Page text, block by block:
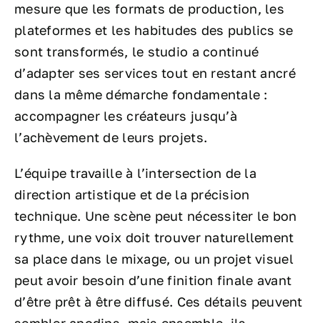
mesure que les formats de production, les
plateformes et les habitudes des publics se
sont transformés, le studio a continué
d’adapter ses services tout en restant ancré
dans la même démarche fondamentale :
accompagner les créateurs jusqu’à
l’achèvement de leurs projets.
L’équipe travaille à l’intersection de la
direction artistique et de la précision
technique. Une scène peut nécessiter le bon
rythme, une voix doit trouver naturellement
sa place dans le mixage, ou un projet visuel
peut avoir besoin d’une finition finale avant
d’être prêt à être diffusé. Ces détails peuvent